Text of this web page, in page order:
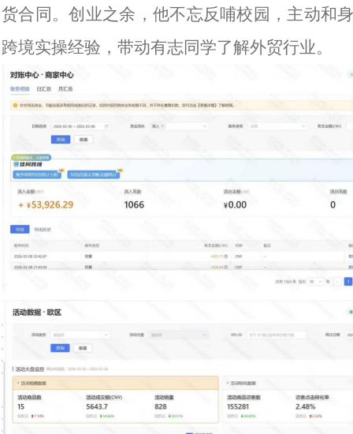
货合同。创业之余，他不忘反哺校园，主动和
跨境实操经验，带动有志同学了解外贸行业。